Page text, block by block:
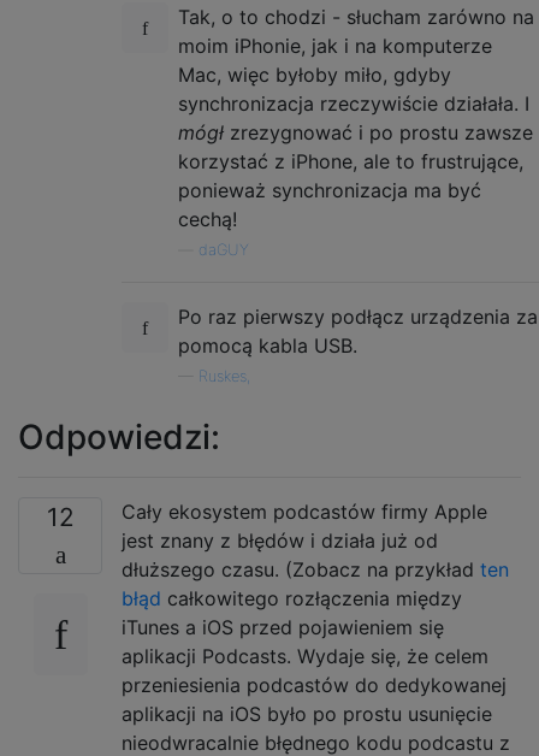
Tak, o to chodzi - słucham zarówno na
moim iPhonie, jak i na komputerze
Mac, więc byłoby miło, gdyby
synchronizacja rzeczywiście działała. I
mógł zrezygnować i po prostu zawsze
korzystać z iPhone, ale to frustrujące,
ponieważ synchronizacja ma być
cechą!
daGUY
Po raz pierwszy podłącz urządzenia za
pomocą kabla USB.
Ruskes,
Odpowiedzi:
12
Cały ekosystem podcastów firmy Apple
jest znany z błędów i działa już od
dłuższego czasu. (Zobacz na przykład ten
błąd całkowitego rozłączenia między
iTunes a iOS przed pojawieniem się
aplikacji Podcasts. Wydaje się, że celem
przeniesienia podcastów do dedykowanej
aplikacji na iOS było po prostu usunięcie
nieodwracalnie błędnego kodu podcastu z